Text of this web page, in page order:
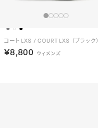
コート LXS / COURT LXS （ブラック）
￥8,800